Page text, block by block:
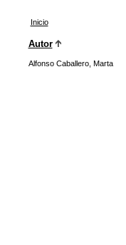
Inicio
Autor
Alfonso Caballero, Marta